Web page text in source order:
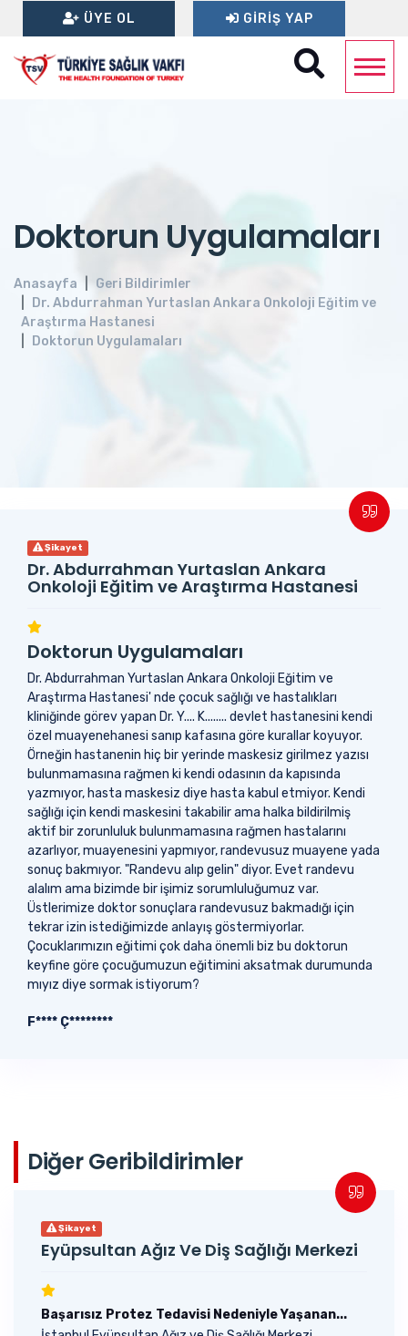
ÜYE OL GIRIŞ YAP
Doktorun Uygulamaları
Anasayfa
Geri Bildirimler
Dr. Abdurrahman Yurtaslan Ankara Onkoloji Eğitim ve
Araştırma Hastanesi
Doktorun Uygulamaları
Şikayet
Dr. Abdurrahman Yurtaslan Ankara
Onkoloji Eğitim ve Araştırma Hastanesi
Doktorun Uygulamaları
Dr. Abdurrahman Yurtaslan Ankara Onkoloji Eğitim ve
Araştırma Hastanesi' nde çocuk sağlığı ve hastalıkları
kliniğinde görev yapan Dr. Y.... K........ devlet hastanesini kendi
özel muayenehanesi sanıp kafasına göre kurallar koyuyor.
Örneğin hastanenin hiç bir yerinde maskesiz girilmez yazısı
bulunmamasına rağmen ki kendi odasının da kapısında
yazmıyor, hasta maskesiz diye hasta kabul etmiyor. Kendi
sağlığı için kendi maskesini takabilir ama halka bildirilmiş
aktif bir zorunluluk bulunmamasına rağmen hastalarını
azarlıyor, muayenesini yapmıyor, randevusuz muayene yada
sonuç bakmıyor. "Randevu alıp gelin" diyor. Evet randevu
alalım ama bizimde bir işimiz sorumluluğumuz var.
Üstlerimize doktor sonuçlara randevusuz bakmadığı için
tekrar izin istediğimizde anlayış göstermiyorlar.
Çocuklarımızın eğitimi çok daha önemli biz bu doktorun
keyfine göre çocuğumuzun eğitimini aksatmak durumunda
mıyız diye sormak istiyorum?
F**** Ç********
Diğer Geribildirimler
Şikayet
Eyüpsultan Ağız Ve Diş Sağlığı Merkezi
Başarısız Protez Tedavisi Nedeniyle Yaşanan...